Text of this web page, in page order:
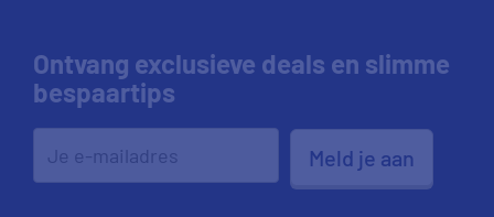
Ontvang exclusieve deals en slimme
bespaartips
Meld je aan